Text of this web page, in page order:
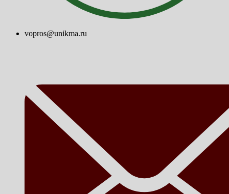
vopros@unikma.ru